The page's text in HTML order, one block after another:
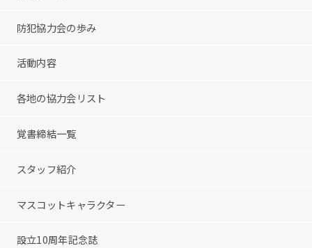
防犯協力会の歩み
活動内容
各地の協力会リスト
覚書締結一覧
スタッフ紹介
マスコットキャラクター
設立10周年記念誌